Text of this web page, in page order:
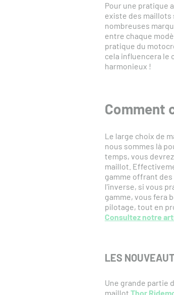
Pour une pratique
existe des maillots
nombreuses
entre chaque
pratique du
cela influencera le
harmonieux !
Comment
Le large choix de
nous sommes là
temps, vous
maillot.
gamme offrant
l'inverse, si vous
gamme, vous fera
pilotage, tout en
Consultez notre
LES
Une grande partie
maillot Thor